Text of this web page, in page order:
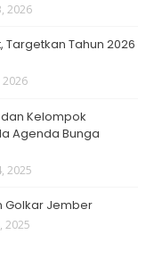
2026
Targetkan Tahun 2026
2026
dan Kelompok
Agenda Bunga
2025
Golkar Jember
2025